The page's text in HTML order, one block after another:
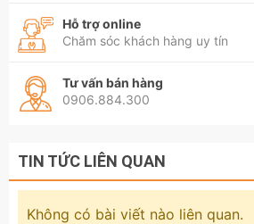
Hỗ trợ online
Chăm sóc khách hàng uy tín
Tư vấn bán hàng
0906.884.300
TIN TỨC LIÊN QUAN
Không có bài viết nào liên quan.